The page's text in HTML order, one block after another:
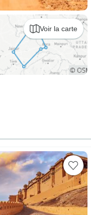
Voir la carte